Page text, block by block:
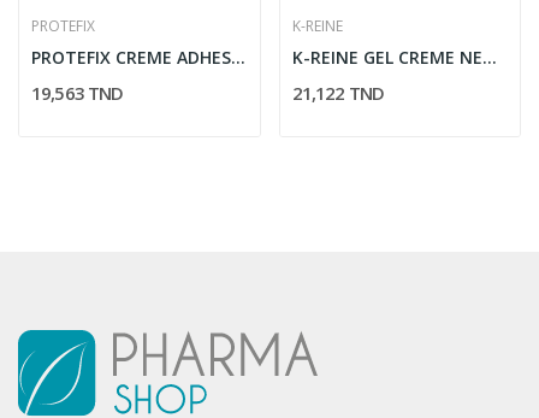
PROTEFIX
PROTEFIX CREME ADHESIVE PREMIUM 7*EFFECT 47GR
19,563 TND
K-REINE
K-REINE GEL CREME NETTOYANT HYDRA CONFORT PEAUX...
21,122 TND